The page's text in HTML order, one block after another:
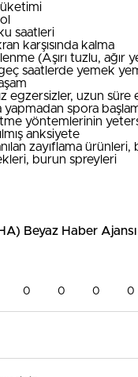
saatleri
karşısında kalma
(Aşırı tuzlu, ağır
saatlerde yemek
egzersizler, uzun süre
yapmadan spora
yöntemlerinin
anksiyete
zayıflama
burun spreyleri
Beyaz Haber Ajansı
0 0 0 0